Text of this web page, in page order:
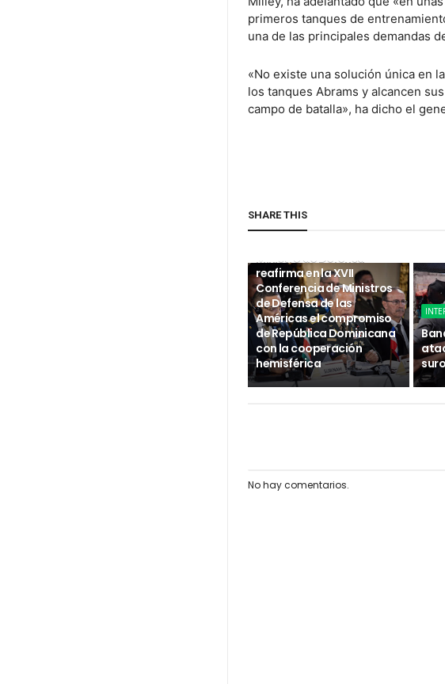
primeros tanques de
una de las principales demandas
«No existe una solución única en
los tanques Abrams y alcancen
campo de batalla», ha dicho el
SHARE THIS
Ministro de Defensa
reafirma en la XVII
Conferencia de Ministros
de Defensa de las
Américas el compromiso
de República Dominicana
con la cooperación
hemisférica
No hay comentarios.